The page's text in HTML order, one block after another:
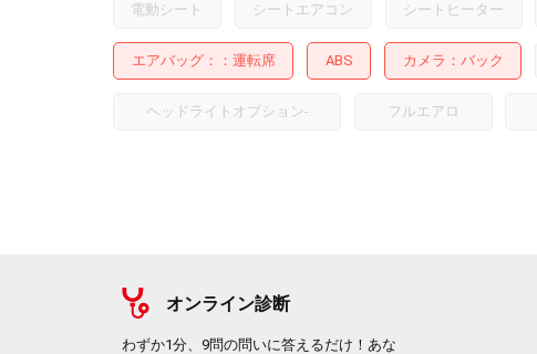
電動シート シートエアコン シートヒーター
エアバッグ： 運転席 ABS カメラ バック
ヘッドライトオプション- フルエアロ
オンライン診断
わずか1分、9問の問いに答えるだけ！あな